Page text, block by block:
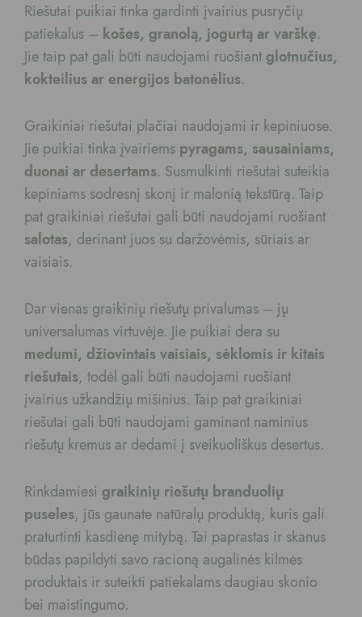
Riešutai puikiai tinka gardinti įvairius pusryčių
patiekalus – košes, granolą, jogurtą ar varškę.
Jie taip pat gali būti naudojami ruošiant glotnučius,
kokteilius ar energijos batonėlius.
Graikiniai riešutai plačiai naudojami ir kepiniuose.
Jie puikiai tinka įvairiems pyragams, sausainiams,
duonai ar desertams. Susmulkinti riešutai suteikia
kepiniams sodresnį skonį ir malonią tekstūrą. Taip
pat graikiniai riešutai gali būti naudojami ruošiant
salotas, derinant juos su daržovėmis, sūriais ar
vaisiais.
Dar vienas graikinių riešutų privalumas – jų
universalumas virtuvėje. Jie puikiai dera su
medumi, džiovintais vaisiais, sėklomis ir kitais
riešutais, todėl gali būti naudojami ruošiant
įvairius užkandžių mišinius. Taip pat graikiniai
riešutai gali būti naudojami gaminant naminius
riešutų kremus ar dedami į sveikuoliškus desertus.
Rinkdamiesi graikinių riešutų branduolių
puseles, jūs gaunate natūralų produktą, kuris gali
praturtinti kasdienę mitybą. Tai paprastas ir skanus
būdas papildyti savo racioną augalinės kilmės
produktais ir suteikti patiekalams daugiau skonio
bei maistingumo.